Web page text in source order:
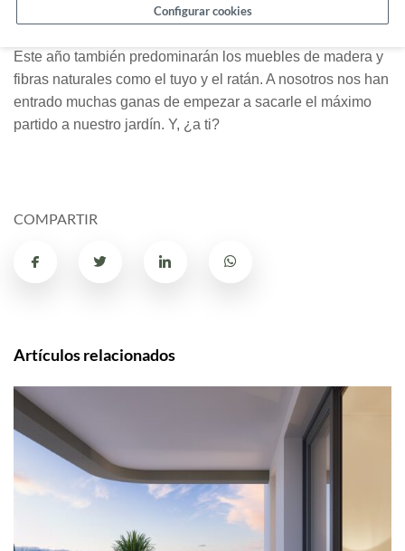
Este año también predominarán los muebles de madera y
fibras naturales como el tuyo y el ratán. A nosotros nos han
entrado muchas ganas de empezar a sacarle el máximo
partido a nuestro jardín. Y, ¿a ti?
COMPARTIR
Artículos relacionados
Configurar cookies